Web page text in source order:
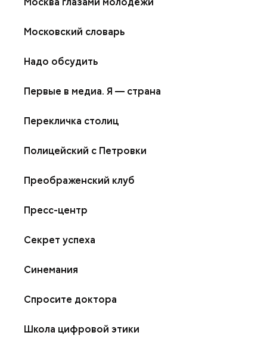
Московский словарь
Надо обсудить
Первые в медиа. Я — страна
Перекличка столиц
Полицейский с Петровки
Преображенский клуб
Пресс-центр
Секрет успеха
Синемания
Спросите доктора
Школа цифровой этики